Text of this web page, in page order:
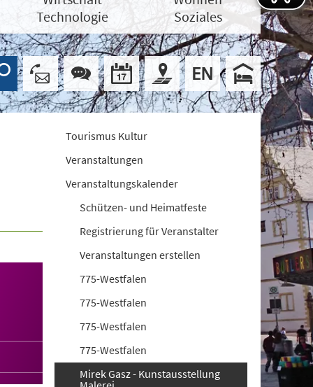
Technologie
Soziales
Tourismus Kultur
Veranstaltungen
Veranstaltungskalender
Schützen- und Heimatfeste
Registrierung für Veranstalter
Veranstaltungen erstellen
775-Westfalen
775-Westfalen
775-Westfalen
775-Westfalen
Mirek Gasz - Kunstausstellung